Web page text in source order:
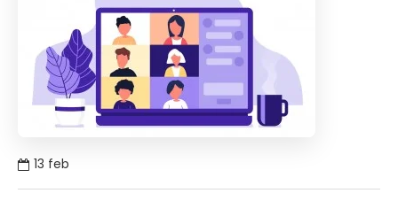
13 feb